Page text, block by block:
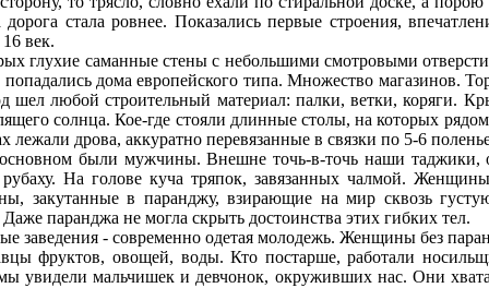
стала ровнее. Показались первые строения,
век.
глухие саманные стены с небольшими смотровыми
дома европейского типа. Множество магазинов.
шел любой строительный материал: палки, ветки, коряги.
солнца. Кое-где стояли длинные столы, на которых
лежали дрова, аккуратно перевязанные в связки по 5-6
были мужчины. Внешне точь-в-точь наши таджики,
На голове куча тряпок, завязанных чалмой.
закутанные в паранджу, взирающие на мир сквозь
паранджа не могла скрыть достоинства этих гибких тел.
заведения - современно одетая молодежь. Женщины без
фруктов, овощей, воды. Кто постарше, работали
увидели мальчишек и девчонок, окруживших нас. Они